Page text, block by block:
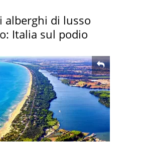
alberghi di lusso
Italia sul podio